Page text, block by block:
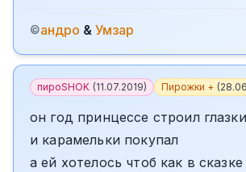
©андро & Умзар
пироSHOK (11.07.2019) Пирожки + (
он год принцессе строил глазки
и карамельки покупал
а ей хотелось чтоб как в сказке